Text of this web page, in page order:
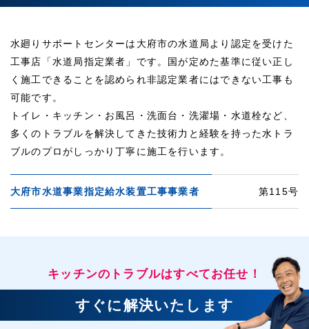
水廻りサポートセンターは大府市の水道局より認定を受けた
工事店「水道局指定業者」です。国が定めた基準に従い正し
く施工できることを認められ非認定業者にはできない工事も
可能です。
トイレ・キッチン・お風呂・洗面台・洗濯場・水道栓など、
多くのトラブルを解決してきた技術力と経験を持った水トラ
ブルのプロがしっかり丁寧に施工を行います。
大府市水道事業指定給水装置工事事業者 第115号
キッチンのトラブルはすべてお任せ！
すぐに解決いたします